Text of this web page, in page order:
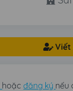
hoặcđăng ký nếu